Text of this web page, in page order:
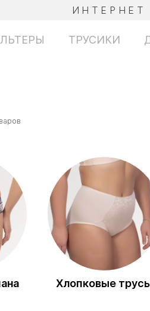
ТРУСИКИ
Хлопковые